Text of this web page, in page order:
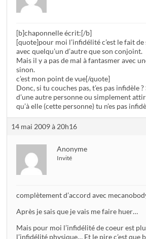
[b]chaponnelle écrit:[/b]
[quote]pour moi l’infidélité c’est le fait
avec quelqu’un d’autre que son conjoint.
Mais il y a pas de mal à fantasmer avec
sinon.
c’est mon point de vue[/quote]
Donc, si tu couches pas, t’es pas infidèle ?
d’une autre personne ou simplement
qu’à elle (cette personne) tu n’es pas
14 mai 2009 à 20h16
Anonyme
Invité
complètement d’accord avec
Après je sais que je vais me faire huer…
Mais pour moi l’infidélité de coeur est
l’infidélité physique… Et le pire c’est que